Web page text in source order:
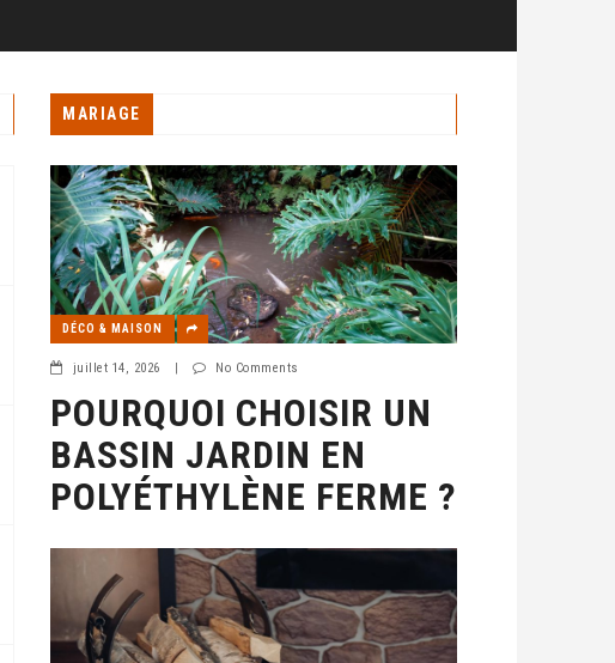
MARIAGE
DÉCO & MAISON
juillet 14, 2026 | No Comments
POURQUOI CHOISIR UN
BASSIN JARDIN EN
POLYÉTHYLÈNE FERME ?